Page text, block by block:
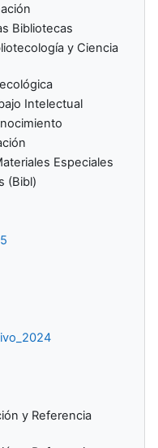
Bibliotecas
y Ciencia
Intelectual
Especiales
(Bibl)
y Referencia